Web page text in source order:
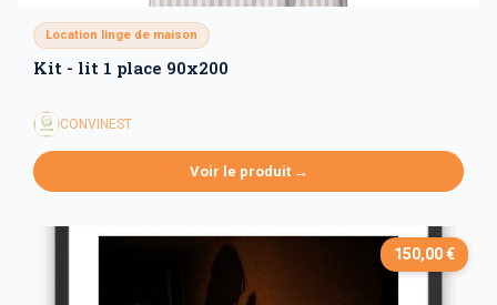
Location linge de maison
Kit - lit 1 place 90x200
CONVINEST
Voir le produit →
150,00 €